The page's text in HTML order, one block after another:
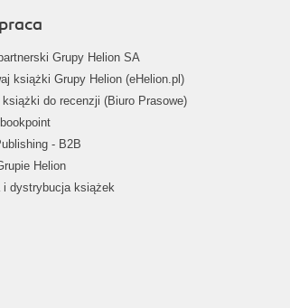
Grupy Helion SA
książki Grupy Helion (eHelion.pl)
książki do recenzji (Biuro Prasowe)
- B2B
Helion
i dystrybucja książek